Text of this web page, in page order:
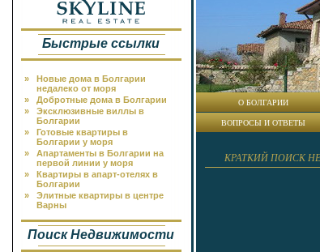
Быстрые ссылки
»
Новые дома в Болгарии
недалеко от моря
»
Добротные дома в Болгарии
»
Эксклюзивные виллы в
Болгарии
»
Готовые квартиры в
Болгарии у моря
»
Апартаменты в Болгарии на
первой линии у моря
»
Квартиры в апарт-отелях в
Болгарии
»
Элитные квартиры в центре
Варны
Поиск Недвижимости
О БОЛГАРИИ
ВОПРОСЫ И ОТВЕТЫ
КРАТКИЙ ПОИСК